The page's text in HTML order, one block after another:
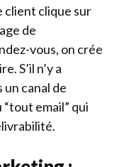
client clique sur
de
vous, on crée
S’il n’y a
canal de
email” qui